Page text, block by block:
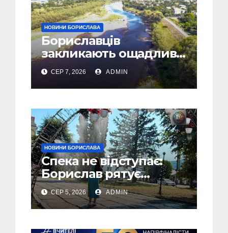
НОВИНИ БОРИСЛАВА
Бориславців
закликають ощадливо
використовувати воду
СЕР 7, 2026 ADMIN
НОВИНИ БОРИСЛАВА
Спека не відступає:
Борислав рятує
жителів від рекордної
спеки (Фото)
СЕР 5, 2026 ADMIN